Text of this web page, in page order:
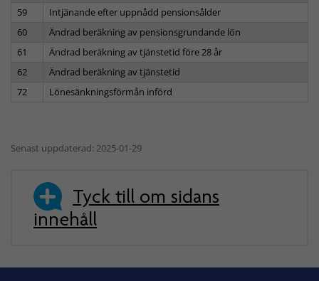
59
Intjänande efter uppnådd pensionsålder
60
Ändrad beräkning av pensionsgrundande lön
61
Ändrad beräkning av tjänstetid före 28 år
62
Ändrad beräkning av tjänstetid
72
Lönesänkningsförmån införd
Senast uppdaterad: 2025-01-29
Tyck till om sidans
innehåll